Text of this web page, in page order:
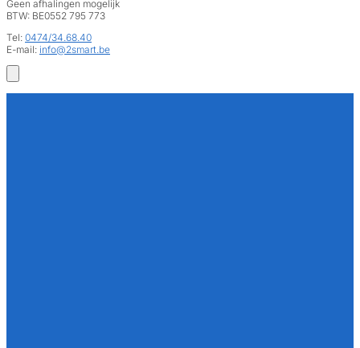
Geen afhalingen mogelijk
BTW: BE0552 795 773
Tel: 0474/34.68.40
E-mail: info@2smart.be